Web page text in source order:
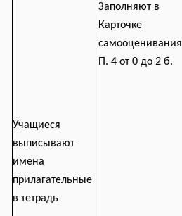
Учащиеся
выписывают
имена
прилагательные
в тетрадь
Заполняют в
Карточке
самооценивания
П. 4 от 0 до 2 б.